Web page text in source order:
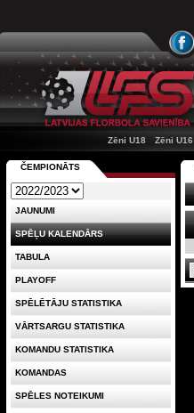
Zēni U18
Zēni U16
ČEMPIONĀTS
JAUNUMI
SPĒĻU KALENDĀRS
TABULA
PLAYOFF
SPĒLĒTĀJU STATISTIKA
VĀRTSARGU STATISTIKA
KOMANDU STATISTIKA
KOMANDAS
SPĒLES NOTEIKUMI